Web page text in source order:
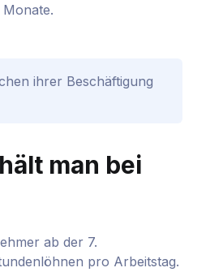
ihrer Beschäftigung
man bei
ab der 7.
pro Arbeitstag.